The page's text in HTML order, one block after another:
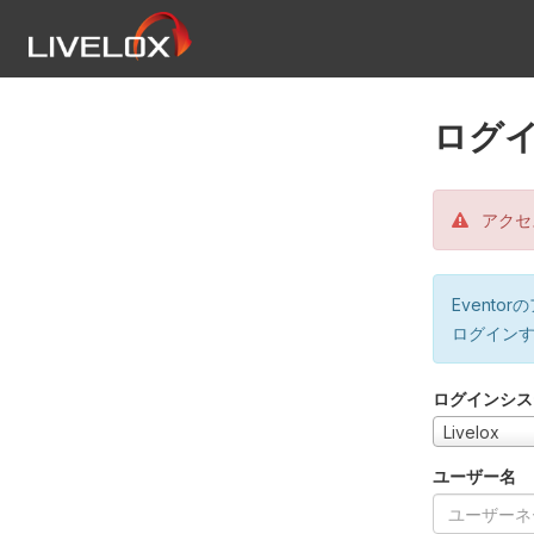
ログ
アク
Eventorの
ログイン
ログインシ
Livelox
ユーザー名